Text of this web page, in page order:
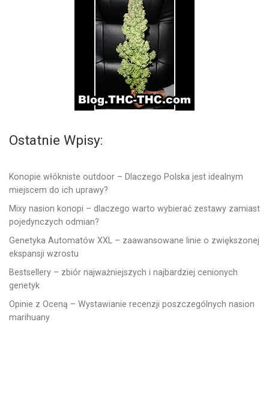
Ostatnie Wpisy:
Konopie włókniste outdoor – Dlaczego Polska jest idealnym
miejscem do ich uprawy?
Mixy nasion konopi – dlaczego warto wybierać zestawy zamiast
pojedynczych odmian?
Genetyka Automatów XXL – zaawansowane linie o zwiększonej
ekspansji wzrostu
Bestsellery – zbiór najważniejszych i najbardziej cenionych
genetyk
Opinie z Oceną – Wystawianie recenzji poszczególnych nasion
marihuany